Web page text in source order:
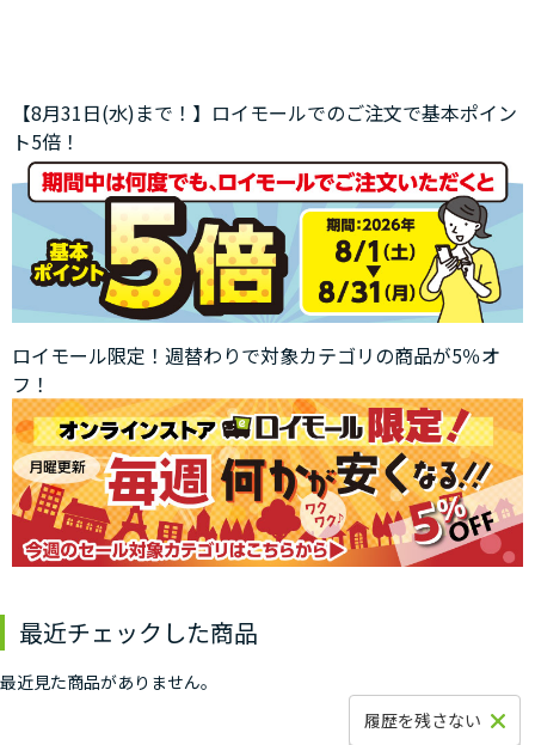
【8月31日(水)まで！】ロイモールでのご注文で基本ポイン
ト5倍！
ロイモール限定！週替わりで対象カテゴリの商品が5％オ
フ！
最近チェックした商品
最近見た商品がありません。
履歴を残さない